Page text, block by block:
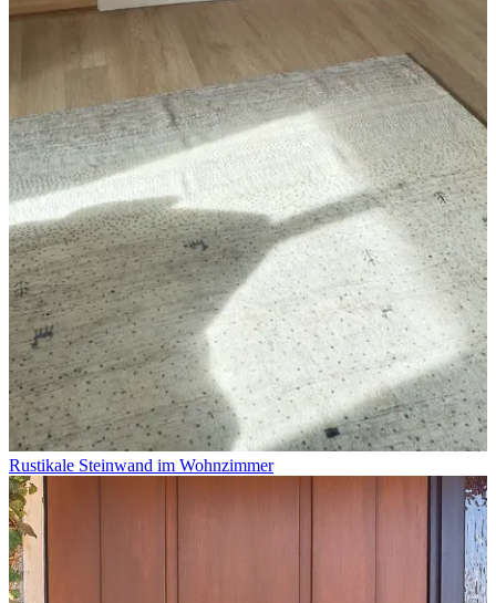
Rustikale Steinwand im Wohnzimmer